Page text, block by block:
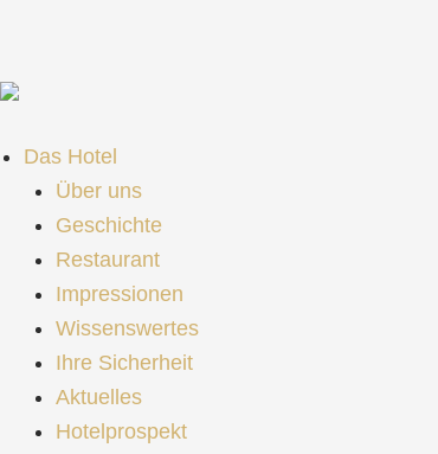
springen
Das Hotel
Über uns
Geschichte
Restaurant
Impressionen
Wissenswertes
Ihre Sicherheit
Aktuelles
Hotelprospekt